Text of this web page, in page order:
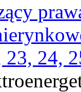
23, 24,